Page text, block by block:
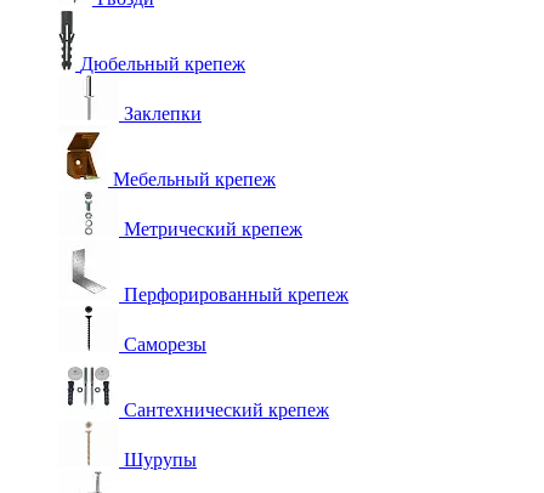
Дюбельный крепеж
Заклепки
Мебельный крепеж
Метрический крепеж
Перфорированный крепеж
Саморезы
Сантехнический крепеж
Шурупы